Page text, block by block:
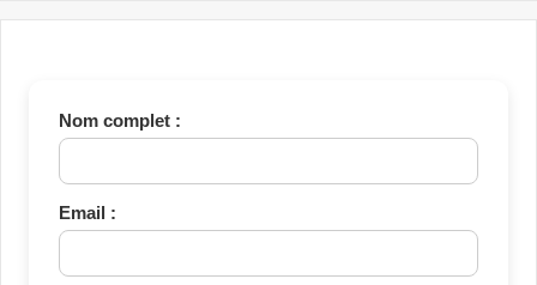
Nom complet :
Email :